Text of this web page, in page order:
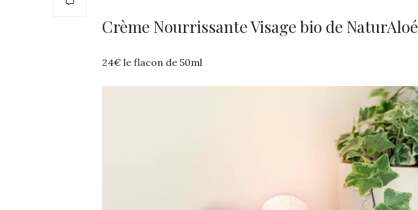
Crème Nourrissante Visage bio de NaturAloé
24€ le flacon de 50ml